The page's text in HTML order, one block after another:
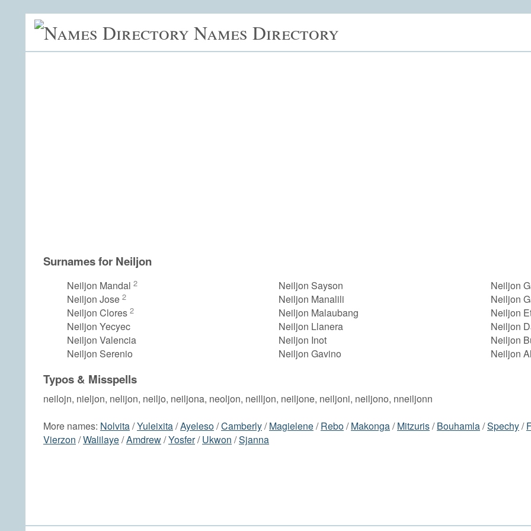
Names Directory
Surnames for Neiljon
Neiljon Mandal 2
Neiljon Jose 2
Neiljon Clores 2
Neiljon Yecyec
Neiljon Valencia
Neiljon Serenio
Neiljon Sayson
Neiljon Manalili
Neiljon Malaubang
Neiljon Llanera
Neiljon Inot
Neiljon Gavino
Neiljon
Neiljon
Neiljon
Neiljon
Neiljon
Neiljon
Typos & Misspells
neilojn, nieljon, nelijon, neiljo, neiljona, neoljon, neilljon, neiljone, neiljoni, neiljono, nneiljonn
More names: Nolvita/Yuleixita/Ayeleso/Camberly/Magielene/Rebo/Makonga/Mitzuris/Bouhamla/Spechy/
Vierzon /Walilaye/Amdrew/Yosfer/Ukwon /Sjanna